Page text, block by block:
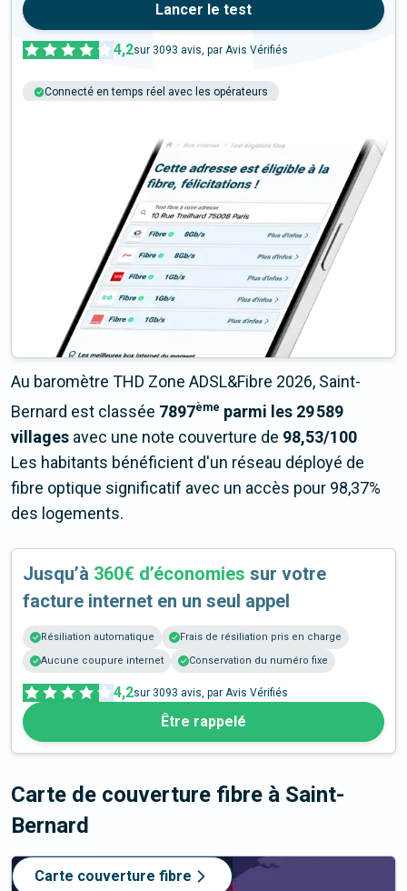
Lancer le test
4,2sur 3093 avis, par Avis Vérifiés
Connecté en temps réel avec les opérateurs
Au baromètre THD Zone ADSL&Fibre 2026, Saint-
Bernard est classée 7897ème parmi les 29 589
villages avec une note couverture de 98,53/100
Les habitants bénéficient d'un réseau déployé de
fibre optique significatif avec un accès pour 98,37%
des logements.
Jusqu’à 360€ d’économies sur votre
facture internet en un seul appel
Résiliation automatique
Frais de résiliation pris en charge
Aucune coupure internet
Conservation du numéro fixe
4,2sur 3093 avis, par Avis Vérifiés
Être rappelé
Carte de couverture fibre à Saint-
Bernard
Carte couverture fibre